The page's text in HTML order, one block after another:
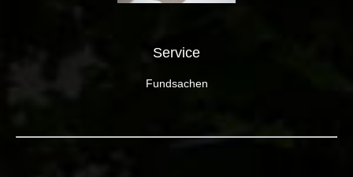
Service
Fundsachen